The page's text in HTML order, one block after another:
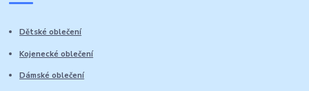
Dětské oblečení
Kojenecké oblečení
Dámské oblečení